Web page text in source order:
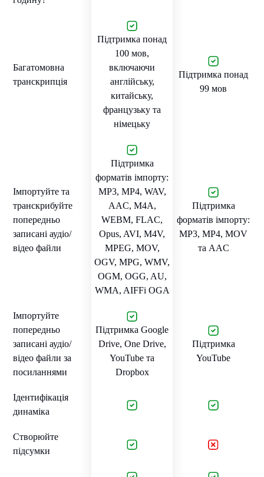
Багатомовна
транскрипція
Підтримка понад
100 мов,
включаючи
англійську,
китайську,
французьку та
німецьку
Підтримка понад
99 мов
Імпортуйте та
транскрибуйте
попередньо
записані аудіо/
відео файли
Підтримка
форматів імпорту:
MP3, MP4, WAV,
AAC, M4A,
WEBM, FLAC,
Opus, AVI, M4V,
MPEG, MOV,
OGV, MPG, WMV,
OGM, OGG, AU,
WMA, AIFFі OGA
Підтримка
форматів імпорту:
MP3, MP4, MOV
та AAC
Імпортуйте
попередньо
записані аудіо/
відео файли за
посиланнями
Підтримка Google
Drive, One Drive,
YouTube та
Dropbox
Підтримка
YouTube
Ідентифікація
динаміка
Створюйте
підсумки